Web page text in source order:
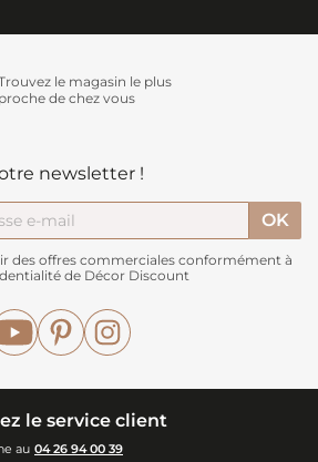
le magasin le plus
proche de chez vous
newsletter !
des offres commerciales conformément à
de Décor Discount
YouTubePinterest
le service client
au 04 26 94 00 39